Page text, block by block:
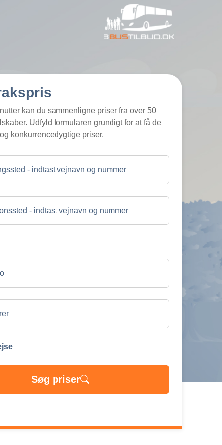
kan du sammenligne priser fra over 50
Udfyld formularen grundigt for at få de
konkurrencedygtige priser.
Søg priser